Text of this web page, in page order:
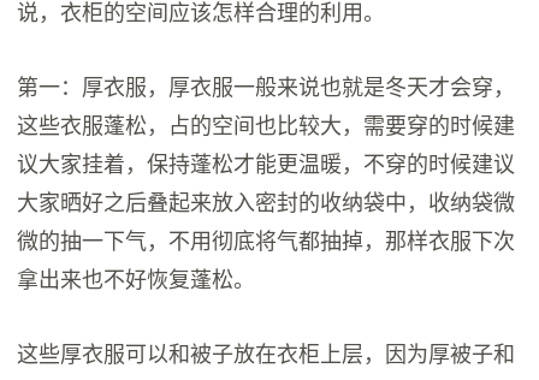
说，衣柜的空间应该怎样合理的利用。
第一：厚衣服，厚衣服一般来说也就是冬天才会穿，
这些衣服蓬松，占的空间也比较大，需要穿的时候建
议大家挂着，保持蓬松才能更温暖，不穿的时候建议
大家晒好之后叠起来放入密封的收纳袋中，收纳袋微
微的抽一下气，不用彻底将气都抽掉，那样衣服下次
拿出来也不好恢复蓬松。
这些厚衣服可以和被子放在衣柜上层，因为厚被子和